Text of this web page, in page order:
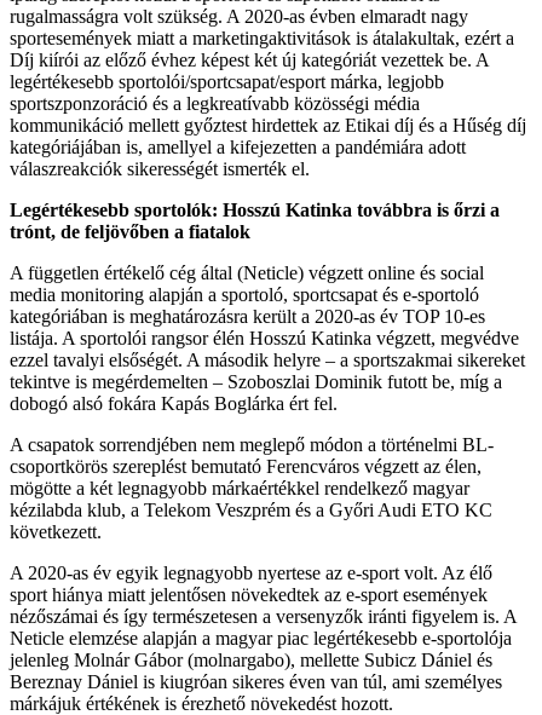
rugalmasságra volt szükség. A 2020-as évben elmaradt nagy
sportesemények miatt a marketingaktivitások is átalakultak, ezért a
Díj kiírói az előző évhez képest két új kategóriát vezettek be. A
legértékesebb sportolói/sportcsapat/esport márka, legjobb
sportszponzoráció és a legkreatívabb közösségi média
kommunikáció mellett győztest hirdettek az Etikai díj és a Hűség díj
kategóriájában is, amellyel a kifejezetten a pandémiára adott
válaszreakciók sikerességét ismerték el.
Legértékesebb sportolók: Hosszú Katinka továbbra is őrzi a
trónt, de feljövőben a fiatalok
A független értékelő cég által (Neticle) végzett online és social
media monitoring alapján a sportoló, sportcsapat és e-sportoló
kategóriában is meghatározásra került a 2020-as év TOP 10-es
listája. A sportolói rangsor élén Hosszú Katinka végzett, megvédve
ezzel tavalyi elsőségét. A második helyre – a sportszakmai sikereket
tekintve is megérdemelten – Szoboszlai Dominik futott be, míg a
dobogó alsó fokára Kapás Boglárka ért fel.
A csapatok sorrendjében nem meglepő módon a történelmi BL-
csoportkörös szereplést bemutató Ferencváros végzett az élen,
mögötte a két legnagyobb márkaértékkel rendelkező magyar
kézilabda klub, a Telekom Veszprém és a Győri Audi ETO KC
következett.
A 2020-as év egyik legnagyobb nyertese az e-sport volt. Az élő
sport hiánya miatt jelentősen növekedtek az e-sport események
nézőszámai és így természetesen a versenyzők iránti figyelem is. A
Neticle elemzése alapján a magyar piac legértékesebb e-sportolója
jelenleg Molnár Gábor (molnargabo), mellette Subicz Dániel és
Bereznay Dániel is kiugróan sikeres éven van túl, ami személyes
márkájuk értékének is érezhető növekedést hozott.